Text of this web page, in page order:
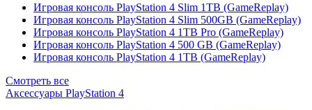
Игровая консоль PlayStation 4 Slim 1TB (GameReplay)
Игровая консоль PlayStation 4 Slim 500GB (GameReplay)
Игровая консоль PlayStation 4 1TB Pro (GameReplay)
Игровая консоль PlayStation 4 500 GB (GameReplay)
Игровая консоль PlayStation 4 1TB (GameReplay)
Смотреть все
Аксессуары PlayStation 4